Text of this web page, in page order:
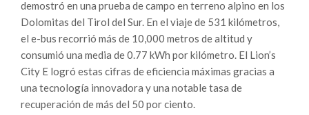
demostró en una prueba de campo en terreno alpino en los
Dolomitas del Tirol del Sur. En el viaje de 531 kilómetros,
el e-bus recorrió más de 10,000 metros de altitud y
consumió una media de 0.77 kWh por kilómetro. El Lion’s
City E logró estas cifras de eficiencia máximas gracias a
una tecnología innovadora y una notable tasa de
recuperación de más del 50 por ciento.